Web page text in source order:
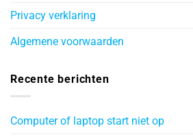
Privacy verklaring
Algemene voorwaarden
Recente berichten
Computer of laptop start niet op